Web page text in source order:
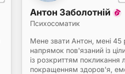
Антон Заболотній
Психосоматик
Мене звати Антон, мені 45
напрямок пов'язаний із
із розкриттям покликання
покращенням здоров'я,